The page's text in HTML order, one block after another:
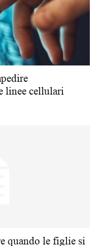
linee cellulari
quando le figlie si